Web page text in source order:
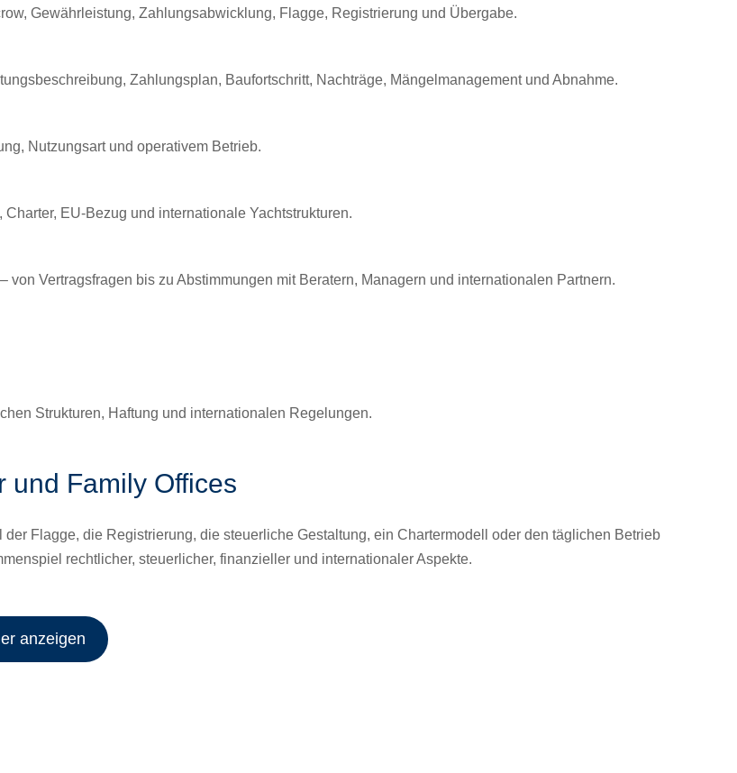
Gewährleistung, Zahlungsabwicklung, Flagge, Registrierung und Übergabe.
Zahlungsplan, Baufortschritt, Nachträge, Mängelmanagement und Abnahme.
Nutzungsart und operativem Betrieb.
EU-Bezug und internationale Yachtstrukturen.
Vertragsfragen bis zu Abstimmungen mit Beratern, Managern und internationalen Partnern.
Strukturen, Haftung und internationalen Regelungen.
und Family Offices
Flagge, die Registrierung, die steuerliche Gestaltung, ein Chartermodell oder den täglichen Betrieb
rechtlicher, steuerlicher, finanzieller und internationaler Aspekte.
anzeigen